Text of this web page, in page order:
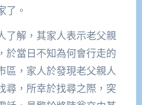
了。
了解，其家人表示老父親
於當日不知為何會行走的
區，家人於發現老父親人
尋，所幸於找尋之際，突